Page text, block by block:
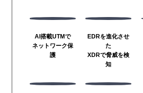
AI搭載UTMで
ネットワーク保
護
EDRを進化させ
た
XDRで脅威を検
知